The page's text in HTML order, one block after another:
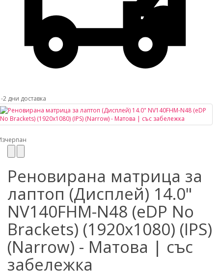
2 дни доставка
Реновирана матрица за
лаптоп (Дисплей) 14.0"
NV140FHM-N48 (eDP No
Brackets) (1920x1080) (IPS)
(Narrow) - Матова | със
забележка